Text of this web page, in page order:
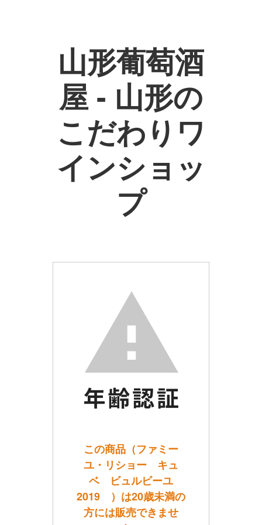
山形葡萄酒
屋 - 山形の
こだわりワ
インショッ
プ
この商品（ファミー
ユ・リショー キュ
ベ ビュルビーユ
2019 ）は20歳未満の
方には販売できませ